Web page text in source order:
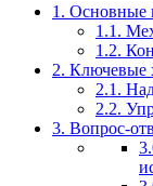
1. Основные
1.1.
1.2.
2. Ключевые
2.1.
2.2.
3. Вопрос-